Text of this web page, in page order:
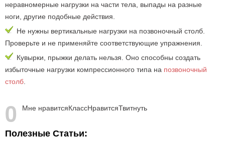
неравномерные нагрузки на части тела, выпады на разные
ноги, другие подобные действия.
Не нужны вертикальные нагрузки на позвоночный столб.
Проверьте и не применяйте соответствующие упражнения.
Кувырки, прыжки делать нельзя. Оно способны создать
избыточные нагрузки компрессионного типа на позвоночный
столб
0 Мне нравитсяКлассНравитсяТвитнуть
Полезные Статьи: